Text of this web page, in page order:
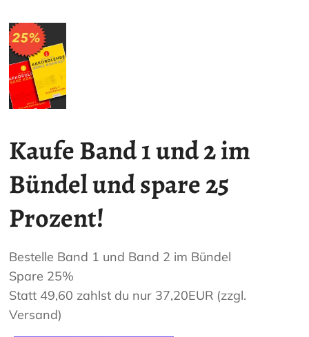
Kaufe Band 1 und 2 im
Bündel und spare 25
Prozent!
Bestelle Band 1 und Band 2 im Bündel
Spare 25%
Statt 49,60 zahlst du nur 37,20EUR (zzgl.
Versand)